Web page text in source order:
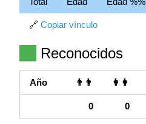
🔗 Copiar vínculo
Reconocidos
Año 👨👨 👩👩
0 0